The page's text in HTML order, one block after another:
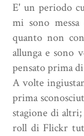
E' un periodo
mi sono
quanto non
allunga e sono
pensato prima
A volte
prima
stagione di
roll di Flickr